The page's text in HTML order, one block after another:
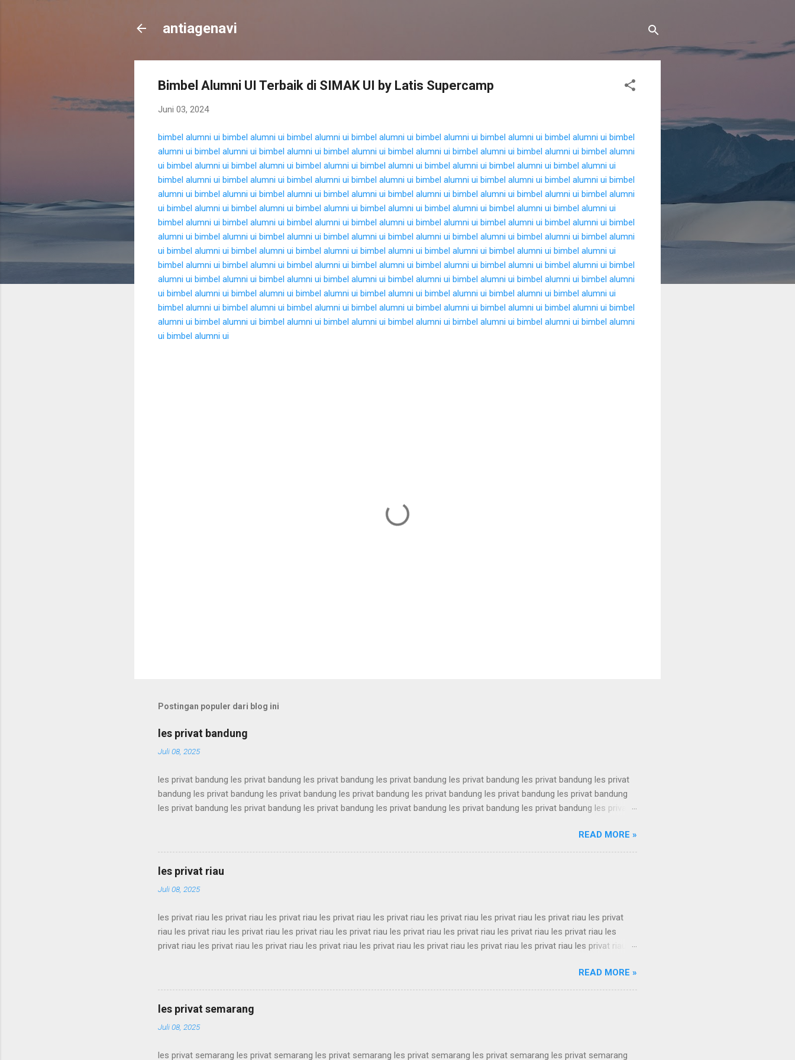
antiagenavi
Bimbel Alumni UI Terbaik di SIMAK UI by Latis Supercamp
Juni 03, 2024
bimbel alumni ui bimbel alumni ui bimbel alumni ui bimbel alumni ui bimbel alumni ui bimbel alumni ui bimbel alumni ui bimbel
alumni ui bimbel alumni ui bimbel alumni ui bimbel alumni ui bimbel alumni ui bimbel alumni ui bimbel alumni ui bimbel alumni
ui bimbel alumni ui bimbel alumni ui bimbel alumni ui bimbel alumni ui bimbel alumni ui bimbel alumni ui bimbel alumni ui
bimbel alumni ui bimbel alumni ui bimbel alumni ui bimbel alumni ui bimbel alumni ui bimbel alumni ui bimbel alumni ui bimbel
alumni ui bimbel alumni ui bimbel alumni ui bimbel alumni ui bimbel alumni ui bimbel alumni ui bimbel alumni ui bimbel alumni
ui bimbel alumni ui bimbel alumni ui bimbel alumni ui bimbel alumni ui bimbel alumni ui bimbel alumni ui bimbel alumni ui
bimbel alumni ui bimbel alumni ui bimbel alumni ui bimbel alumni ui bimbel alumni ui bimbel alumni ui bimbel alumni ui bimbel
alumni ui bimbel alumni ui bimbel alumni ui bimbel alumni ui bimbel alumni ui bimbel alumni ui bimbel alumni ui bimbel alumni
ui bimbel alumni ui bimbel alumni ui bimbel alumni ui bimbel alumni ui bimbel alumni ui bimbel alumni ui bimbel alumni ui
bimbel alumni ui bimbel alumni ui bimbel alumni ui bimbel alumni ui bimbel alumni ui bimbel alumni ui bimbel alumni ui bimbel
alumni ui bimbel alumni ui bimbel alumni ui bimbel alumni ui bimbel alumni ui bimbel alumni ui bimbel alumni ui bimbel alumni
ui bimbel alumni ui bimbel alumni ui bimbel alumni ui bimbel alumni ui bimbel alumni ui bimbel alumni ui bimbel alumni ui
bimbel alumni ui bimbel alumni ui bimbel alumni ui bimbel alumni ui bimbel alumni ui bimbel alumni ui bimbel alumni ui bimbel
alumni ui bimbel alumni ui bimbel alumni ui bimbel alumni ui bimbel alumni ui bimbel alumni ui bimbel alumni ui bimbel alumni
ui bimbel alumni ui
Postingan populer dari blog ini
les privat bandung
Juli 08, 2025
les privat bandung les privat bandung les privat bandung les privat bandung les privat bandung les privat bandung les privat
bandung les privat bandung les privat bandung les privat bandung les privat bandung les privat bandung les privat bandung
les privat bandung les privat bandung les privat bandung les privat bandung les privat bandung les privat bandung les privat
les privat bandung les privat bandung les privat bandung les privat bandung les privat bandung les privat bandung les privat
bandung les privat bandung les privat bandung les privat bandung les privat bandung les privat bandung les privat bandung
les privat bandung les privat bandung les privat bandung les privat bandung les privat bandung les privat bandung les privat
bandung les privat bandung les privat bandung les privat bandung les privat bandung ...
READ MORE »
les privat riau
Juli 08, 2025
les privat riau les privat riau les privat riau les privat riau les privat riau les privat riau les privat riau les privat riau les privat
riau les privat riau les privat riau les privat riau les privat riau les privat riau les privat riau les privat riau les privat riau les
privat riau les privat riau les privat riau les privat riau les privat riau les privat riau les privat riau les privat riau les privat riau
riau les privat riau les privat riau les privat riau les privat riau les privat riau les privat riau les privat riau les privat riau les
privat riau les privat riau les privat riau les privat riau les privat riau les privat riau les privat riau les privat riau les privat riau
les privat riau les privat riau les privat riau les privat riau les privat riau les privat riau les privat ria...
READ MORE »
les privat semarang
Juli 08, 2025
les privat semarang les privat semarang les privat semarang les privat semarang les privat semarang les privat semarang